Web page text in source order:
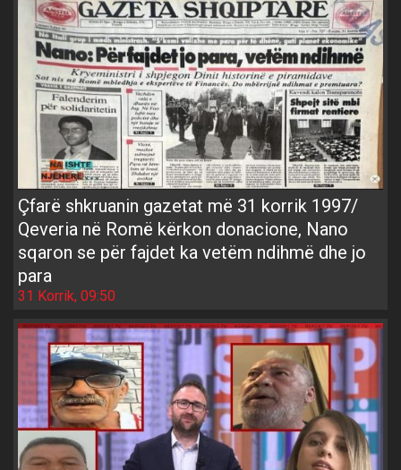
Çfarë shkruanin gazetat më 31 korrik 1997/
Qeveria në Romë kërkon donacione, Nano
sqaron se për fajdet ka vetëm ndihmë dhe jo
para
31 Korrik, 09:50